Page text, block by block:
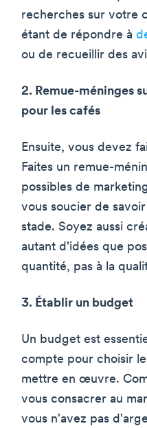
recherches sur votre
étant de répondre à
ou de recueillir des
2. Remue-méninges
pour les cafés
Ensuite, vous devez
Faites un remue-
possibles de
vous soucier de
stade. Soyez aussi
autant d'idées que
quantité, pas à la
3. Établir un budget
Un budget est
compte pour choisir
mettre en œuvre.
vous consacrer au
vous n'avez pas